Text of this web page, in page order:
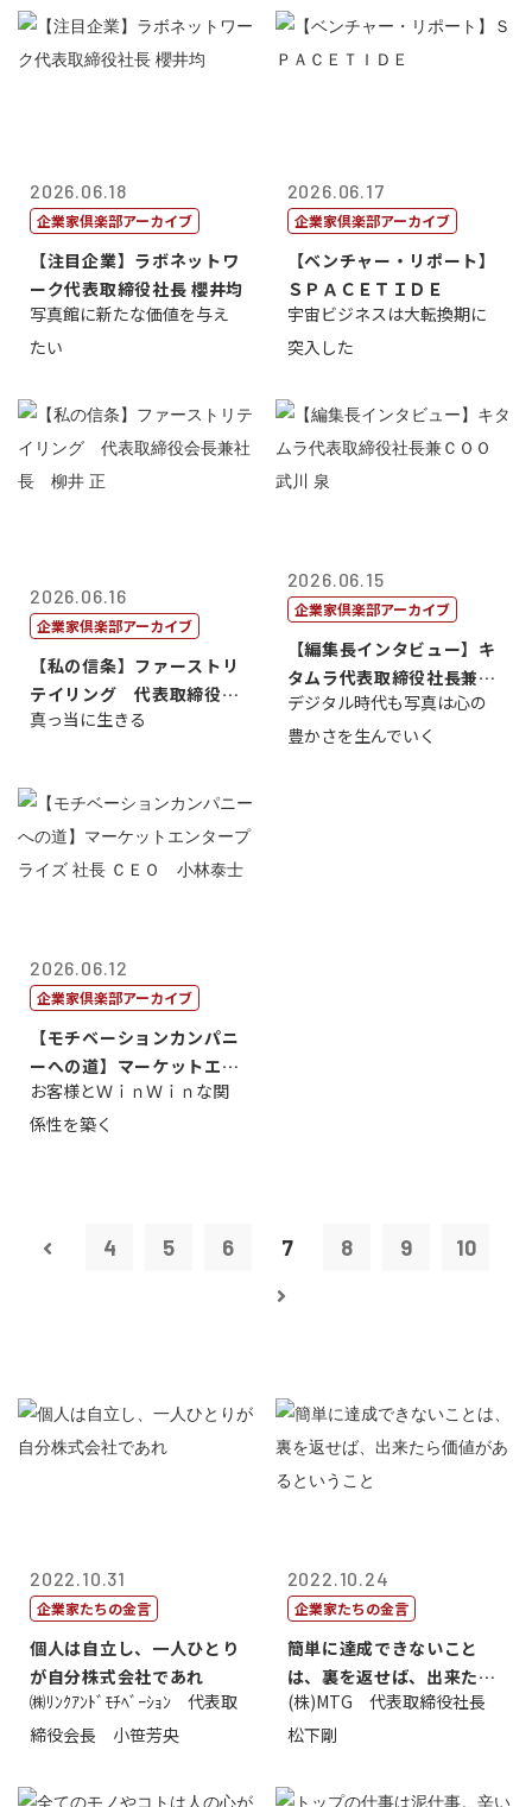
2026.06.18
企業家倶楽部アーカイブ
【注目企業】ラボネットワ
ーク代表取締役社長 櫻井均
写真館に新たな価値を与え
たい
2026.06.17
企業家倶楽部アーカイブ
【ベンチャー・リポート】
ＳＰＡＣＥＴＩＤＥ
宇宙ビジネスは大転換期に
突入した
2026.06.16
企業家倶楽部アーカイブ
【私の信条】ファーストリ
テイリング 代表取締役会
長兼社長 柳...
真っ当に生きる
2026.06.15
企業家倶楽部アーカイブ
【編集長インタビュー】キ
タムラ代表取締役社長兼Ｃ
ＯＯ 武川 ...
デジタル時代も写真は心の
豊かさを生んでいく
2026.06.12
企業家倶楽部アーカイブ
【モチベーションカンパニ
ーへの道】マーケットエン
タープライズ...
お客様とＷｉｎＷｉｎな関
係性を築く
4 5 6 7 8 9 10
2022.10.31
企業家たちの金言
個人は自立し、一人ひとり
が自分株式会社であれ
㈱ﾘﾝｸｱﾝﾄﾞﾓﾁﾍﾞｰｼｮﾝ 代表取
締役会長 小笹芳央
2022.10.24
企業家たちの金言
簡単に達成できないこと
は、裏を返せば、出来たら
価値があるとい...
(株)MTG 代表取締役社長
松下剛